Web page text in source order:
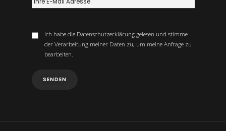
Ich habe die Datenschutzerklärunggelesen und stimme
der Verarbeitung meiner Daten zu, um meine Anfrage zu
bearbeiten.